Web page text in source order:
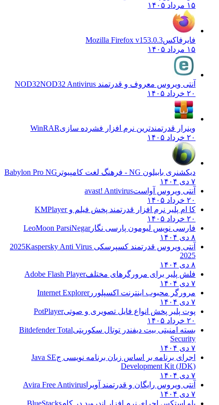
۱۵ مرداد ۱۴۰۵
فایرفاکسMozilla Firefox v153.0.3
۱۵ مرداد ۱۴۰۵
آنتی ویروس معروف و قدرتمند NOD32 NOD32 Antivirus
۲۰ خرداد ۱۴۰۵
وینرار قدرتمندترین نرم افزار فشرده سازیWinRAR
۲۰ خرداد ۱۴۰۵
دیکشنری بابیلون NG - فرهنگ لغت کامپیوتر
Babylon Pro NG
۷ دی ۱۴۰۴
آنتی ویروس آواستavast! Antivirus
۲۰ خرداد ۱۴۰۵
کا ام پلیر نرم افزار قدرتمند پخش فیلم وKMPlayer
۲۰ خرداد ۱۴۰۵
فارسی نویس لیومون پارسی نگارLeoMoon ParsiNegar
۸ دی ۱۴۰۴
آنتی ویروس قدرتمند کسپرسکی 2025 Kaspersky Anti Virus
2025
۸ دی ۱۴۰۴
فلش پلیر برای مرورگرهای مختلفAdobe Flash Player
۷ دی ۱۴۰۴
مرورگر محبوب اینترنت اکسپلوررInternet Explorer
۷ دی ۱۴۰۴
پوت پلیر پخش انواع فایل تصویری و صوتیPotPlayer
۲۰ خرداد ۱۴۰۵
بسته امنیتی بیت دیفندر توتال سکوریتیBitdefender Total
Security
۷ دی ۱۴۰۴
اجرای برنامه بر اساس زبان برنامه نویسی جJava SE
Development Kit (JDK)
۷ دی ۱۴۰۴
آنتی ویروس رایگان و قدرتمند آویرا Avira Free Antivirus
۷ دی ۱۴۰۴
بلو استکس اجرای نرم افزار اندروید در کامBlueStacks